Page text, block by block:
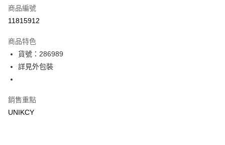
信用卡一次付款
LINE Pay
Apple Pay
商品編號
11815912
商品特色
貨號：286989
詳見外包裝
銷售重點
UNIKCY